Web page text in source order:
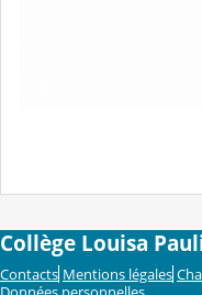
Collège Louisa
Contacts Mentions légales